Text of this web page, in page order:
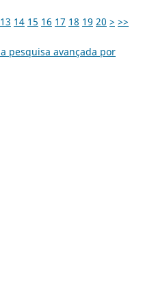
13 14 15 16 17 18 19 20 > >>
pesquisa avançada por